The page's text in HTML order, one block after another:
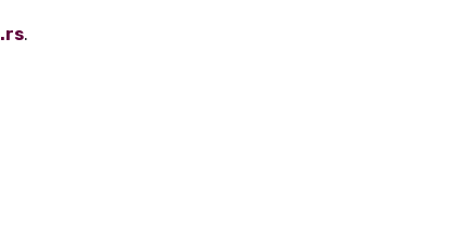
.rs.